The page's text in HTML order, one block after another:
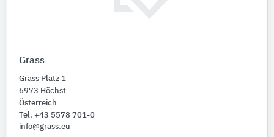
Grass
Grass Platz 1
6973 Höchst
Österreich
Tel. +43 5578 701-0
info@grass.eu